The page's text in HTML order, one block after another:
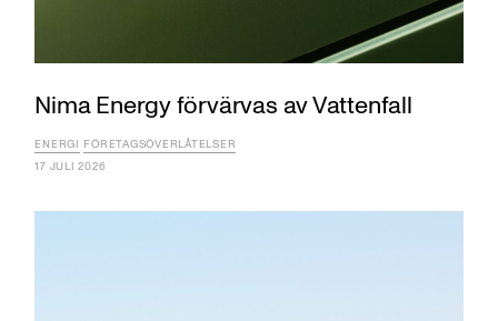
Nima Energy förvärvas av Vattenfall
ENERGI FÖRETAGSÖVERLÅTELSER
17 JULI 2026